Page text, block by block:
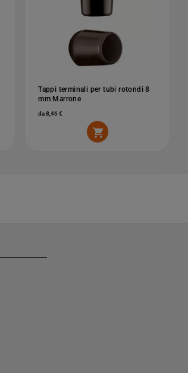
Tappi terminali per tubi rotondi 8
mm Marrone
da 8,46 €
